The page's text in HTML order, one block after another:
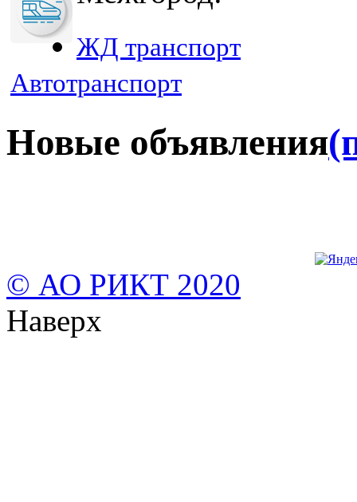
ЖД транспорт
Автотранспорт
Новые объявления
© АО РИКТ 2020
Наверх